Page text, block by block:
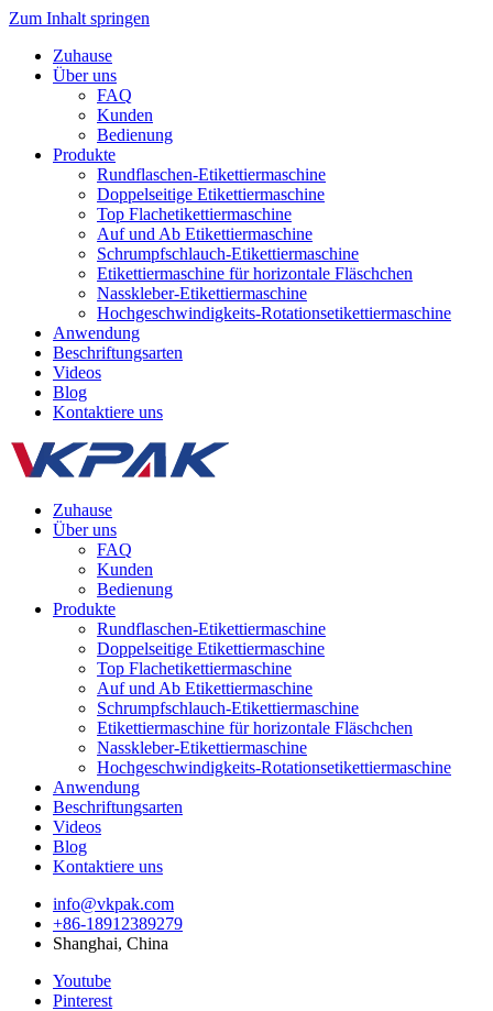
Zum Inhalt springen
Zuhause
Über uns
FAQ
Kunden
Bedienung
Produkte
Rundflaschen-Etikettiermaschine
Doppelseitige Etikettiermaschine
Top Flachetikettiermaschine
Auf und Ab Etikettiermaschine
Schrumpfschlauch-Etikettiermaschine
Etikettiermaschine für horizontale Fläschchen
Nasskleber-Etikettiermaschine
Hochgeschwindigkeits-Rotationsetikettiermaschine
Anwendung
Beschriftungsarten
Videos
Blog
Kontaktiere uns
Zuhause
Über uns
FAQ
Kunden
Bedienung
Produkte
Rundflaschen-Etikettiermaschine
Doppelseitige Etikettiermaschine
Top Flachetikettiermaschine
Auf und Ab Etikettiermaschine
Schrumpfschlauch-Etikettiermaschine
Etikettiermaschine für horizontale Fläschchen
Nasskleber-Etikettiermaschine
Hochgeschwindigkeits-Rotationsetikettiermaschine
Anwendung
Beschriftungsarten
Videos
Blog
Kontaktiere uns
info@vkpak.com
+86-18912389279
Shanghai, China
Youtube
Pinterest